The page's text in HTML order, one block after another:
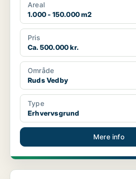
Areal
1.000 - 150.000 m2
Pris
Ca. 500.000 kr.
Område
Ruds Vedby
Type
Erhvervsgrund
Mere info
Boligudlejningsejendom i Mørkøv